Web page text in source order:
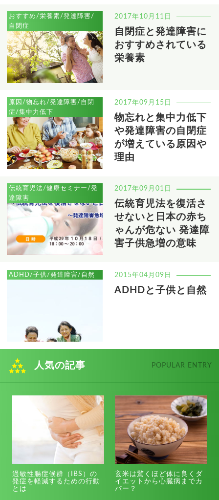
おすすめ/栄養素/発達障害/
自閉症
2017年10月11日
自閉症と発達障害に
おすすめされている
栄養素
原因/物忘れ/発達障害/自閉
症/集中力低下
2017年09月15日
物忘れと集中力低下
や発達障害の自閉症
が増えている原因や
理由
伝統育児法/健康セミナー/発
達障害
2017年09月01日
伝統育児法を復活さ
せないと日本の赤ち
ゃんが危ない 発達障
害子供急増の意味
ADHD/子供/発達障害/自然 2015年04月09日
ADHDと子供と自然
人気の記事 POPULAR ENTRY
過敏性腸症候群（IBS）の
発症を軽減するための行動
とは
玄米は驚くほど体に良くダ
イエットから心臓病までカ
バー？